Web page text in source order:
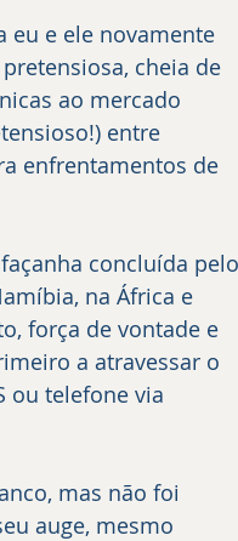
cheia de
ao mercado
entre
enfrentamentos de
na África e
força de vontade e
a atravessar o
ou telefone via
auge, mesmo